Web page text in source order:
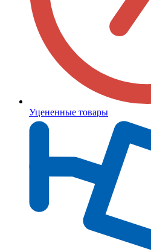
Уцененные товары